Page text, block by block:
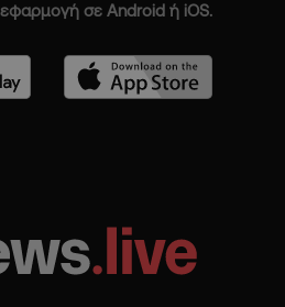
σε Android ή iOS.